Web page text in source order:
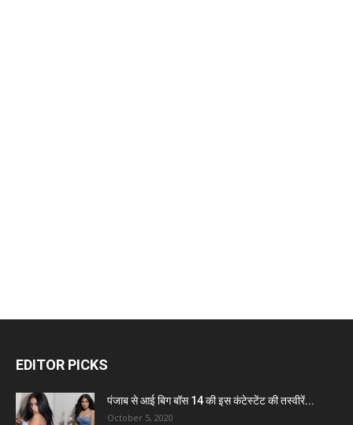
EDITOR PICKS
पंजाब से आई बिग बॉस 14 की इस कंटेस्टेंट की तस्वीरें...
October 5, 2020